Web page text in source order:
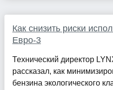
Как снизить риски
Евро-3
Технический директор
рассказал, как
бензина экологического